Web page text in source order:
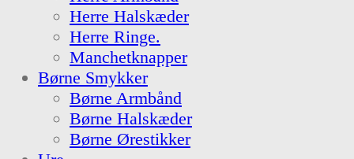
Herre Halskæder
Herre Ringe.
Manchetknapper
Børne Smykker
Børne Armbånd
Børne Halskæder
Børne Ørestikker